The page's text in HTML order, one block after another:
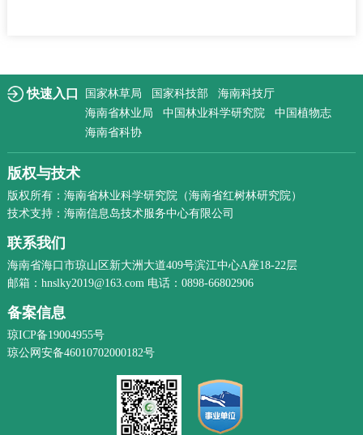
快速入口 国家林草局 国家科技部
海南科技厅
海南省林业局
中国林业科学研究院
中国植物志
海南省科协
版权与技术
版权所有：海南省林业科学研究院（海南省红树林研究院）
技术支持：海南信息岛技术服务中心有限公司
联系我们
海南省海口市琼山区新大洲大道409号滨江中心A座18-22层
邮箱：hnslky2019@163.com 电话：0898-66802906
备案信息
琼ICP备19004955号
琼公网安备46010702000182号